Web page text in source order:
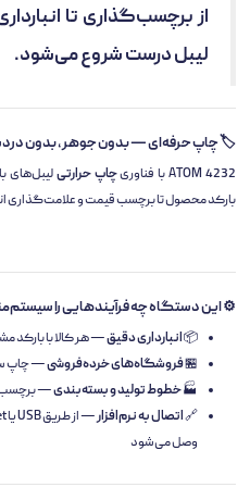
از برچسب‌گذاری تا
لیبل درست شروع می‌شود.
🏷️ چاپ حرفه‌ای — بدون جوهر، بدون
ATOM 4232 با فناوری چاپ حرارتیلیبل‌های
بارکد محصول تا برچسب قیمت و علامت‌گذاری
⚙️ این دستگاه چه فرآیندهایی را
📦انبارداری دقیق— هر کالا با بارکد
🏪فروشگاه‌های خرده‌فروشی— چاپ
🏭خطوط تولید و بسته‌بندی—
🔗اتصال به نرم‌افزار
وصل می‌شود